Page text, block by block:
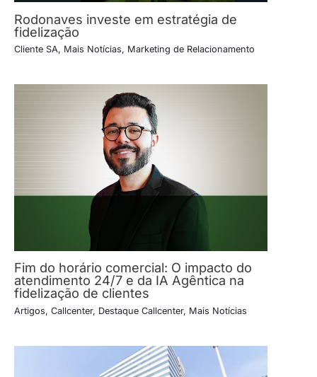
Rodonaves investe em estratégia de
fidelização
Cliente SA, Mais Notícias, Marketing de Relacionamento
Fim do horário comercial: O impacto do
atendimento 24/7 e da IA Agêntica na
fidelização de clientes
Artigos, Callcenter, Destaque Callcenter, Mais Notícias